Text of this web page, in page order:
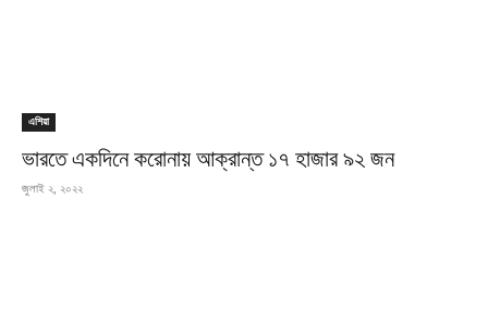
এশিয়া
ভারতে একদিনে করোনায় আক্রান্ত ১৭ হাজার ৯২ জন
জুলাই ২, ২০২২